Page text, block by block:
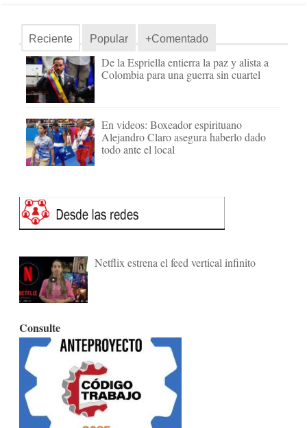
Reciente Popular +Comentado
De la Espriella entierra la paz y alista a
Colombia para una guerra sin cuartel
En videos: Boxeador espirituano
Alejandro Claro asegura haberlo dado
todo ante el local
Netflix estrena el feed vertical infinito
Consulte